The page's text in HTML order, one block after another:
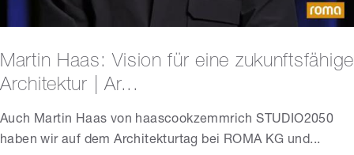
Martin Haas: Vision für eine zukunftsfähige
Architektur | Ar...
Auch Martin Haas von haascookzemmrich STUDIO2050
haben wir auf dem Architekturtag bei ROMA KG und...